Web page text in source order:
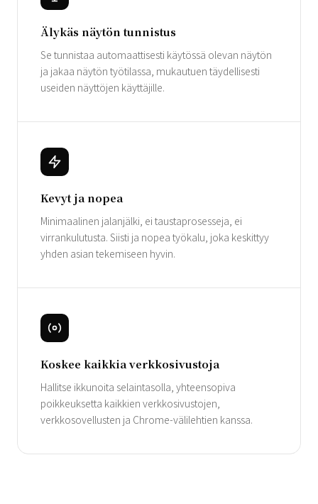
Älykäs näytön tunnistus
Se tunnistaa automaattisesti käytössä olevan näytön
ja jakaa näytön työtilassa, mukautuen täydellisesti
useiden näyttöjen käyttäjille.
Kevyt ja nopea
Minimaalinen jalanjälki, ei taustaprosesseja, ei
virrankulutusta. Siisti ja nopea työkalu, joka keskittyy
yhden asian tekemiseen hyvin.
Koskee kaikkia verkkosivustoja
Hallitse ikkunoita selaintasolla, yhteensopiva
poikkeuksetta kaikkien verkkosivustojen,
verkkosovellusten ja Chrome-välilehtien kanssa.